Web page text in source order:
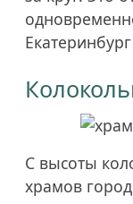
С высоты
храмов